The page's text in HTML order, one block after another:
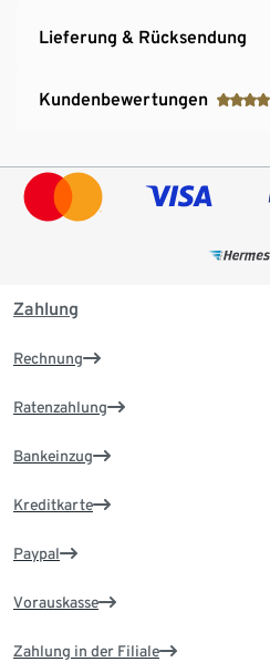
Lieferung & Rücksendung
Kundenbewertungen
Zahlung
Rechnung
Ratenzahlung
Bankeinzug
Kreditkarte
Paypal
Vorauskasse
Zahlung in der Filiale